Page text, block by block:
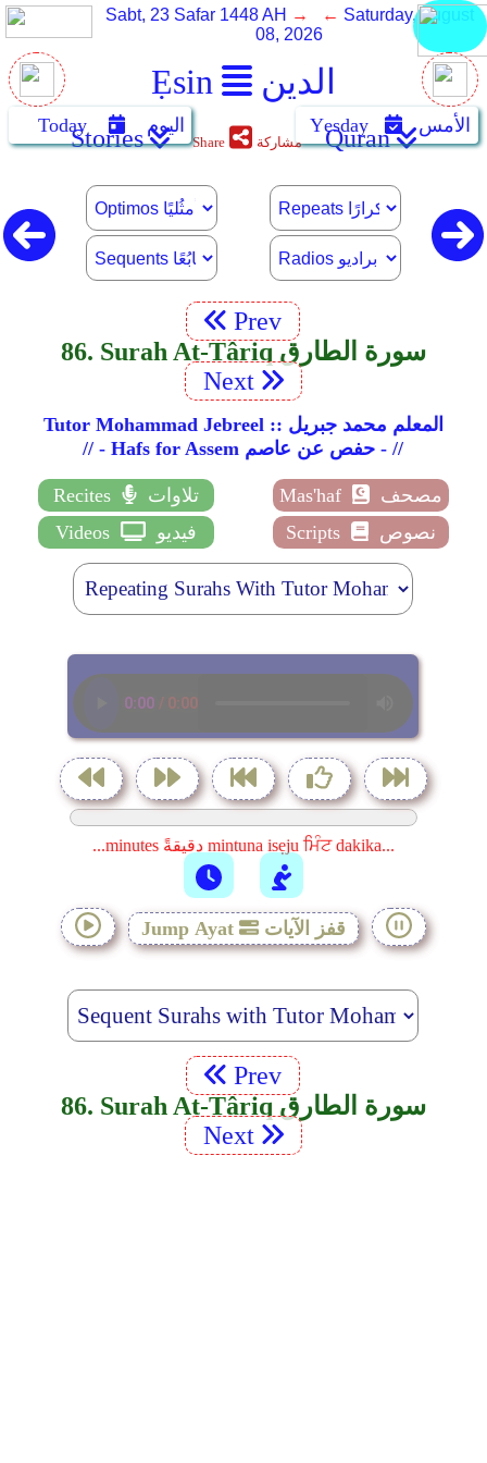
Ẹsin الدين
Sabt, 23 Safar 1448 AH → ← Saturday, August
08, 2026
Today اليوم Yẹsday الأمس Stories Share مشاركة Quran
Prev
86. Surah At-Târiq سورة الطارق
Next
Tutor Mohammad Jebreel :: المعلم محمد جبريل
// - Hafs for Assem حفص عن عاصم - //
Recites تلاوات Mas'haf
مصحف
Videos
فيديو Scripts نصوص
...minutes دقيقةً mintuna isẹju ਮਿੰਟ dakika...
Jump Ayat قفز الآيات
Prev
86. Surah At-Târiq سورة الطارق
Next